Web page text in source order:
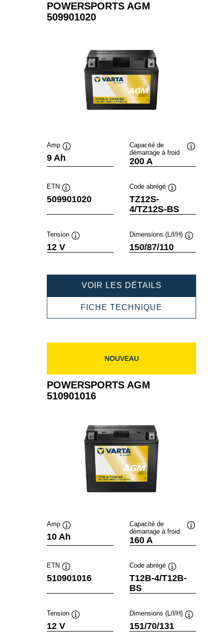
POWERSPORTS AGM
509901020
Amp
9 Ah
Capacité de
démarrage à froid
200 A
ETN
Infobulle
509901020
Code abrégé
TZ12S-
4/TZ12S-BS
Tension
12 V
Dimensions (L/l/H)
150/87/110
VOIR LES DÉTAILS
509901020
FICHE TECHNIQUE
NOUVEAU
POWERSPORTS AGM
510901016
Amp
Infobulle
10 Ah
Capacité de
démarrage à froid
160 A
ETN
Infobulle
510901016
Code abrégé
Infobulle
T12B-4/T12B-
BS
Tension
12 V
Dimensions (L/l/H)
151/70/131